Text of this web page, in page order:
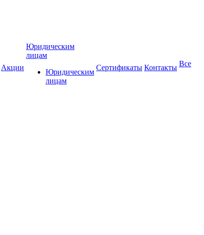
Акции
Юридическим
лицам
Юридическим
лицам
Сертификаты Контакты Все